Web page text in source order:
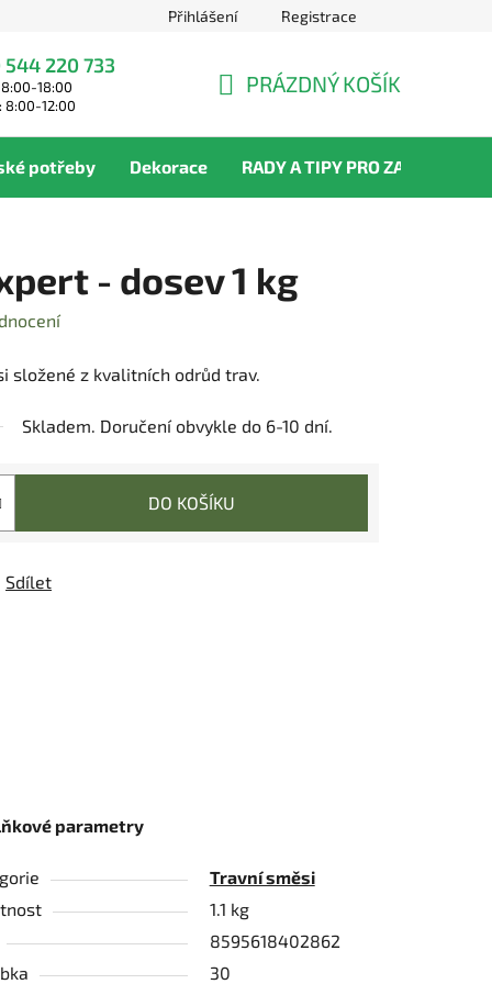
Přihlášení Registrace
220 733
18:00
8:00-12:00
KOŠÍK
PRÁZDNÝ KOŠÍK
potřeby Dekorace RADY A TIPY PRO ZAHRADNÍKY
- dosev 1 kg
složené z kvalitních odrůd trav.
Skladem. Doručení obvykle do 6-10 dní.
DO KOŠÍKU
Sdílet
parametry
Travní směsi
1.1 kg
8595618402862
30